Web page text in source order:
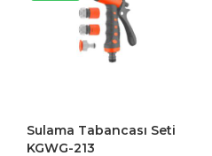
Sulama Tabancası Seti
KGWG-213